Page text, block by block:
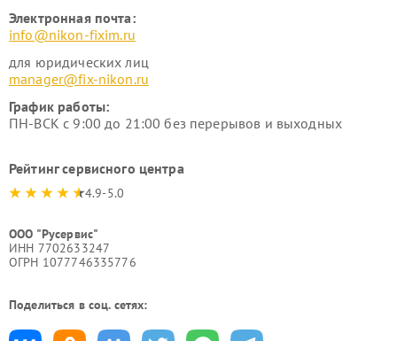
Электронная почта:
info@nikon-fixim.ru
для юридических лиц
manager@fix-nikon.ru
График работы:
ПН-ВСК с 9:00 до 21:00 без перерывов и выходных
Рейтинг сервисного центра
4.9-5.0
ООО "Русервис"
ИНН 7702633247
ОГРН 1077746335776
Поделиться в соц. сетях: